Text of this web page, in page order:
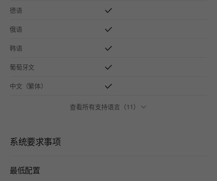
德语
俄语
韩语
葡萄牙文
中文（繁体）
查看所有支持语言（11）
系统要求事项
最低配置